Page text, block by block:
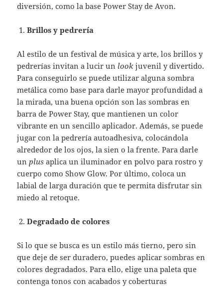
diversión, como la base Power Stay de Avon.
Brillos y pedrería
Al estilo de un festival de música y arte, los brillos y
pedrerías invitan a lucir un lookjuvenil y divertido.
Para conseguirlo se puede utilizar alguna sombra
metálica como base para darle mayor profundidad a
la mirada, una buena opción son las sombras en
barra de Power Stay, que mantienen un color
vibrante en un sencillo aplicador. Además, se puede
jugar con la pedrería autoadhesiva, colocándola
alrededor de los ojos, la sien o la frente. Para darle
un plus aplica un iluminador en polvo para rostro y
cuerpo como Show Glow. Por último, coloca un
labial de larga duración que te permita disfrutar sin
miedo al retoque.
Degradado de colores
Si lo que se busca es un estilo más tierno, pero sin
que deje de ser duradero, puedes aplicar sombras en
colores degradados. Para ello, elige una paleta que
contenga tonos con acabados y coberturas